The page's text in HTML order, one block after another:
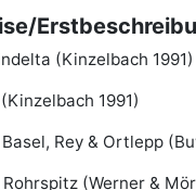
(Kinzelbach 1991)
1991)
Rey & Ortlepp
(Werner &